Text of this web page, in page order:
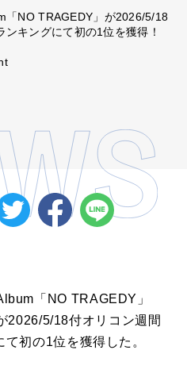
「NO TRAGEDY」が2026/5/18
キングにて初の1位を獲得！
「NO TRAGEDY」
2026/5/18付オリコン週間
初の1位を獲得した。